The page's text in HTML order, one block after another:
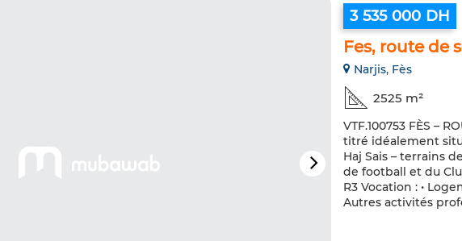
3 535 000 DH
Fes, route de
Narjis, Fès
2525 m²
VTF.100753 FÈS –
titré idéalement
Haj Sais – terrains
de football et du
R3 Vocation : •
Autres activités